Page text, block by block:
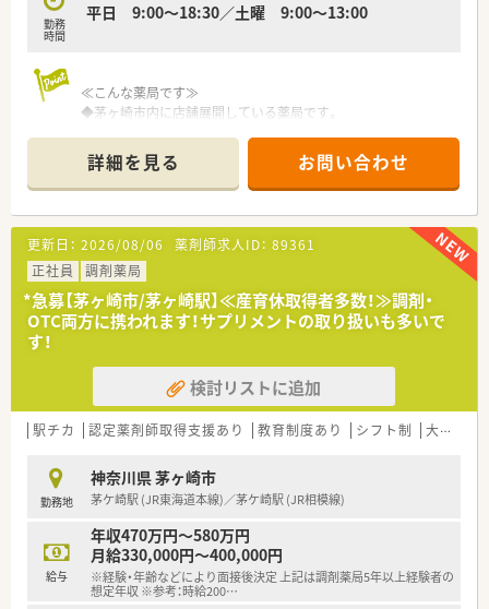
勤務
時間
平日 9:00～18:30／土曜 9:00～13:00
≪こんな薬局です≫
◆茅ヶ崎市内に店舗展開している薬局です。
◆調剤未経験者の方もOKです♪
詳細を見る お問い合わせ
更新日： 2026/08/06 薬剤師求人ID： 89361
正社員
調剤薬局
*急募【茅ヶ崎市/茅ヶ崎駅】≪産育休取得者多数！≫調剤・
OTC両方に携われます！サプリメントの取り扱いも多いで
す！
検討リストに追加
駅チカ 認定薬剤師取得支援あり 教育制度あり シフト制 大手チェーン
勤務地
神奈川県 茅ヶ崎市
茅ケ崎駅 (JR東海道本線)／茅ケ崎駅 (JR相模線)
給与
年収470万円～580万円
月給330,000円～400,000円
※経験・年齢などにより面接後決定 上記は調剤薬局5年以上経験者の
想定年収 ※参考：時給200…